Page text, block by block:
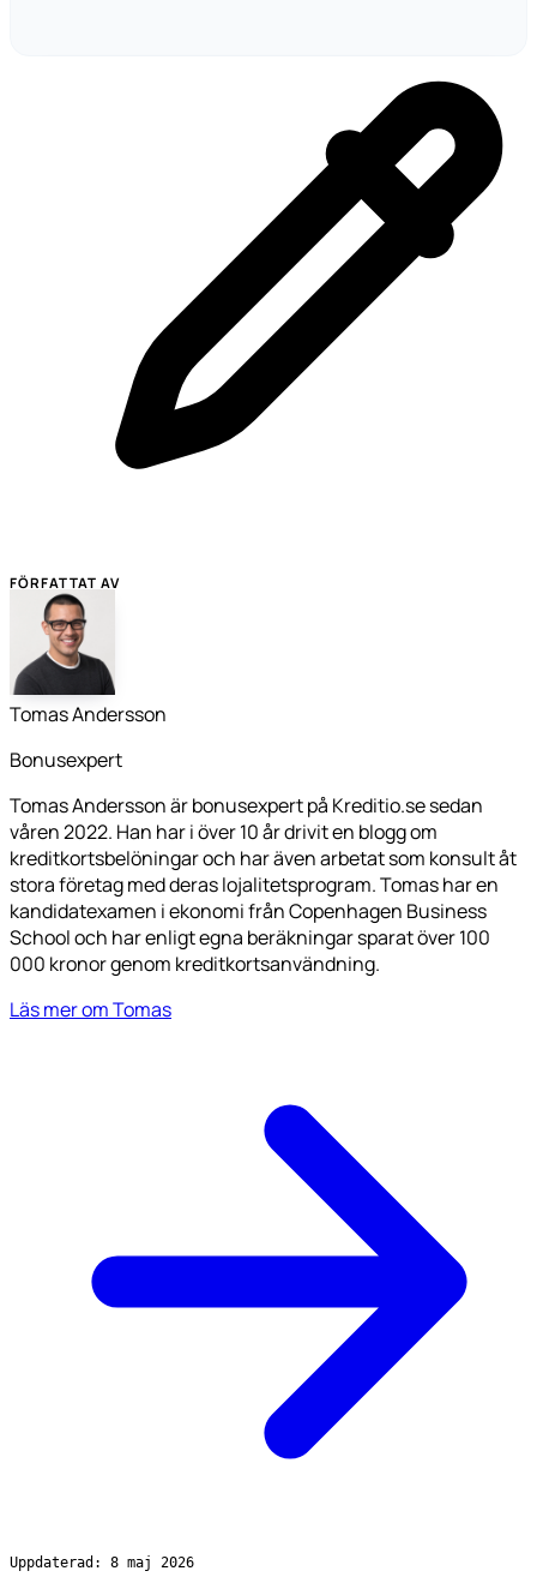
FÖRFATTAT AV
Tomas Andersson
Bonusexpert
Tomas Andersson är bonusexpert på Kreditio.se sedan
våren 2022. Han har i över 10 år drivit en blogg om
kreditkortsbelöningar och har även arbetat som konsult åt
stora företag med deras lojalitetsprogram. Tomas har en
kandidatexamen i ekonomi från Copenhagen Business
School och har enligt egna beräkningar sparat över 100
000 kronor genom kreditkortsanvändning.
Läs mer om Tomas
Uppdaterad: 8 maj 2026